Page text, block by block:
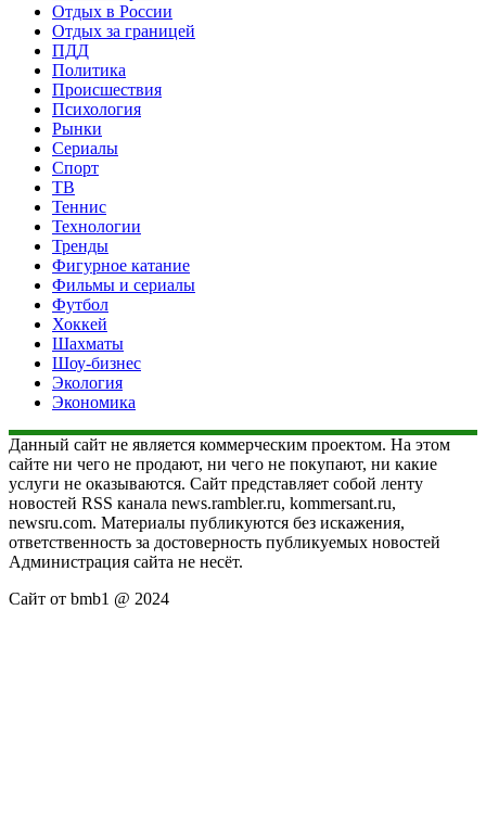
Отдых в России
Отдых за границей
ПДД
Политика
Происшествия
Психология
Рынки
Сериалы
Спорт
ТВ
Теннис
Технологии
Тренды
Фигурное катание
Фильмы и сериалы
Футбол
Хоккей
Шахматы
Шоу-бизнес
Экология
Экономика
Данный сайт не является коммерческим проектом. На этом
сайте ни чего не продают, ни чего не покупают, ни какие
услуги не оказываются. Сайт представляет собой ленту
новостей RSS канала news.rambler.ru, kommersant.ru,
newsru.com. Материалы публикуются без искажения,
ответственность за достоверность публикуемых новостей
Администрация сайта не несёт.
Сайт от bmb1 @ 2024